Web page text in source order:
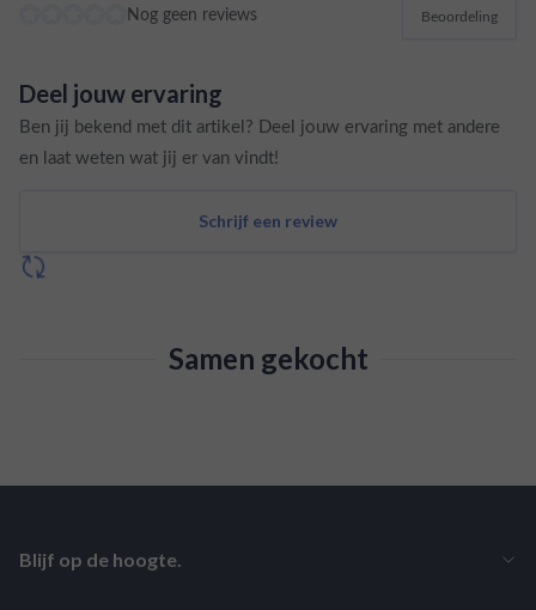
Nog geen reviews Beoordeling
Deel jouw ervaring
Ben jij bekend met dit artikel? Deel jouw ervaring met andere
en laat weten wat jij er van vindt!
Schrijf een review
Samen gekocht
Blijf op de hoogte.